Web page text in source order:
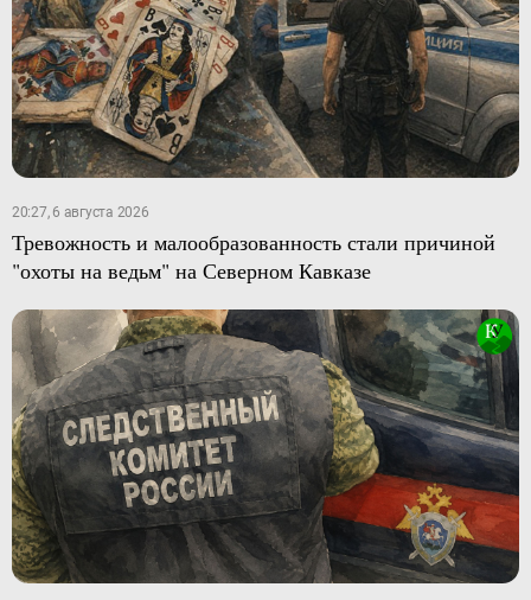
20:27, 6 августа 2026
Тревожность и малообразованность стали причиной
"охоты на ведьм" на Северном Кавказе